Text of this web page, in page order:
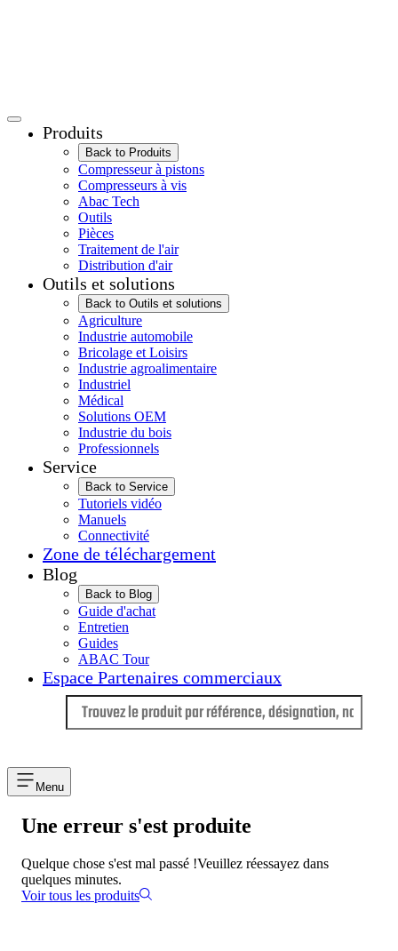
Produits
Back to Produits
Compresseur à pistons
Compresseurs à vis
Abac Tech
Outils
Pièces
Traitement de l'air
Distribution d'air
Outils et solutions
Back to Outils et solutions
Agriculture
Industrie automobile
Bricolage et Loisirs
Industrie agroalimentaire
Industriel
Médical
Solutions OEM
Industrie du bois
Professionnels
Service
Back to Service
Tutoriels vidéo
Manuels
Connectivité
Zone de téléchargement
Blog
Back to Blog
Guide d'achat
Entretien
Guides
ABAC Tour
Espace Partenaires commerciaux
Menu
Une erreur s'est produite
Quelque chose s'est mal passé !Veuillez réessayez dans
quelques minutes.
Voir tous les produits